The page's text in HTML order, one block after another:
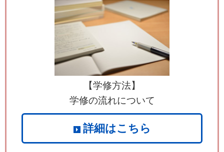
【学修方法】
学修の流れについて
詳細はこちら